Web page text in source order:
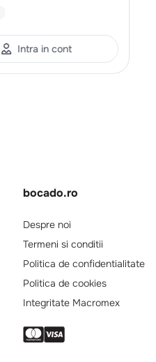
Intra in cont
bocado.ro
Despre noi
Termeni si conditii
Politica de confidentialitate
Politica de cookies
Integritate Macromex